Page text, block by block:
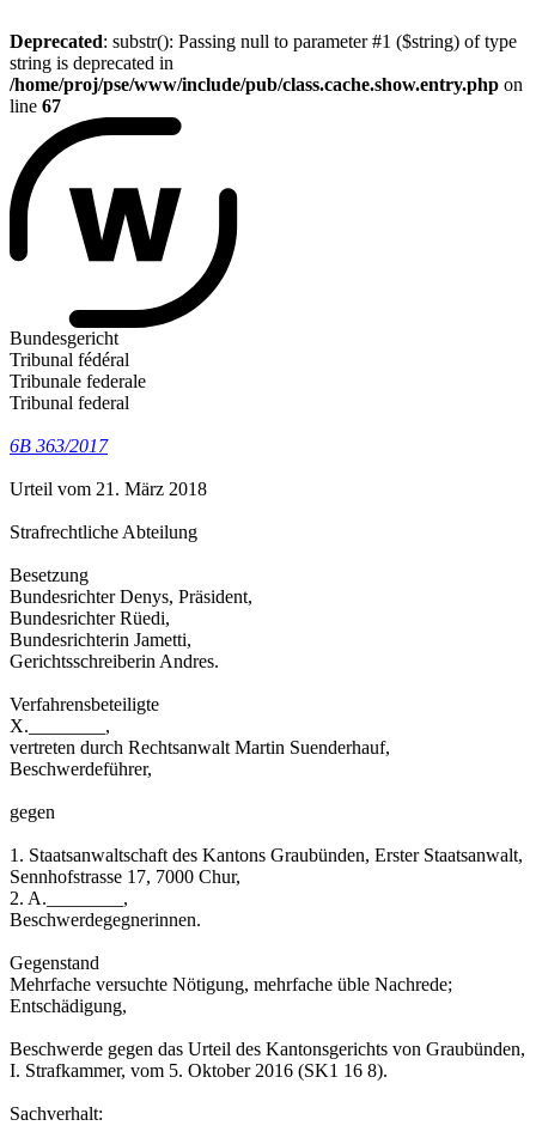
Deprecated: substr(): Passing null to parameter #1 ($string) of type
string is deprecated in
/home/proj/pse/www/include/pub/class.cache.show.entry.php on
line 67
Bundesgericht
Tribunal fédéral
Tribunale federale
Tribunal federal
6B 363/2017
Urteil vom 21. März 2018
Strafrechtliche Abteilung
Besetzung
Bundesrichter Denys, Präsident,
Bundesrichter Rüedi,
Bundesrichterin Jametti,
Gerichtsschreiberin Andres.
Verfahrensbeteiligte
X.________,
vertreten durch Rechtsanwalt Martin Suenderhauf,
Beschwerdeführer,
gegen
1. Staatsanwaltschaft des Kantons Graubünden, Erster Staatsanwalt,
Sennhofstrasse 17, 7000 Chur,
2. A.________,
Beschwerdegegnerinnen.
Gegenstand
Mehrfache versuchte Nötigung, mehrfache üble Nachrede;
Entschädigung,
Beschwerde gegen das Urteil des Kantonsgerichts von Graubünden,
I. Strafkammer, vom 5. Oktober 2016 (SK1 16 8).
Sachverhalt: